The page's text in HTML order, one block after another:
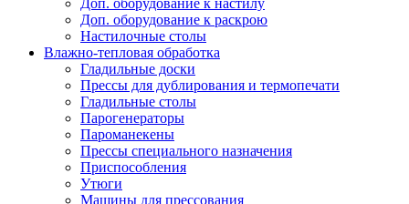
Доп. оборудование к раскрою
Настилочные столы
Влажно-тепловая обработка
Гладильные доски
Прессы для дублирования и термопечати
Гладильные столы
Парогенераторы
Пароманекены
Прессы специального назначения
Приспособления
Утюги
Машины для прессования